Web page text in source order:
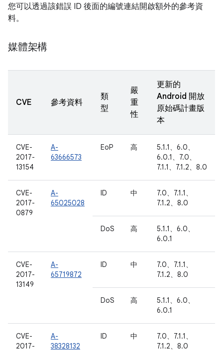
您可以透過該錯誤 ID 後面的編號連結開啟額外的參考資
料。
媒體架構
CVE 參考資料
類
型
嚴
重
性
更新的
Android 開放
原始碼計畫版
本
CVE-
2017-
13154
A-
63666573
EoP 高
5.1.1、6.0、
6.0.1、7.0、
7.1.1、7.1.2、8.0
CVE-
2017-
0879
A-
65025028
ID 中
7.0、7.1.1、
7.1.2、8.0
DoS 高
5.1.1、6.0、
6.0.1
CVE-
2017-
13149
A-
65719872
ID 中
7.0、7.1.1、
7.1.2、8.0
DoS 高
5.1.1、6.0、
6.0.1
CVE-
2017-
A-
38328132
ID 中
7.0、7.1.1、
7.1.2、8.0